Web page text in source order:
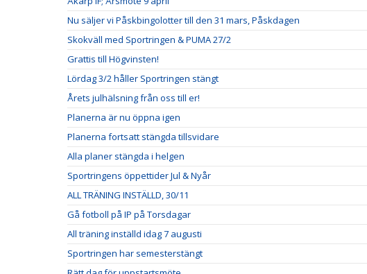
Nu säljer vi Påskbingolotter till den 31 mars, Påskdagen
Skokväll med Sportringen & PUMA 27/2
Grattis till Högvinsten!
Lördag 3/2 håller Sportringen stängt
Årets julhälsning från oss till er!
Planerna är nu öppna igen
Planerna fortsatt stängda tillsvidare
Alla planer stängda i helgen
Sportringens öppettider Jul & Nyår
ALL TRÄNING INSTÄLLD, 30/11
Gå fotboll på IP på Torsdagar
All träning inställd idag 7 augusti
Sportringen har semesterstängt